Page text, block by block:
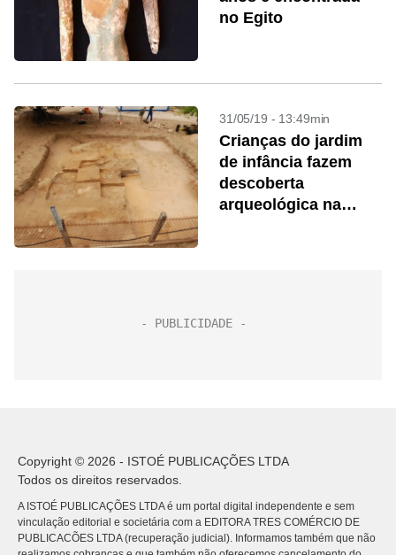
no Egito
31/05/19 - 13:49min
Crianças do jardim
de infância fazem
descoberta
arqueológica na
Copyright © 2026 - ISTOÉ PUBLICAÇÕES LTDA
Todos os direitos reservados.
A ISTOÉ PUBLICAÇÕES LTDA é um portal digital independente e sem
vinculação editorial e societária com a EDITORA TRES COMÉRCIO DE
PUBLICACÕES LTDA (recuperação judicial). Informamos também que não